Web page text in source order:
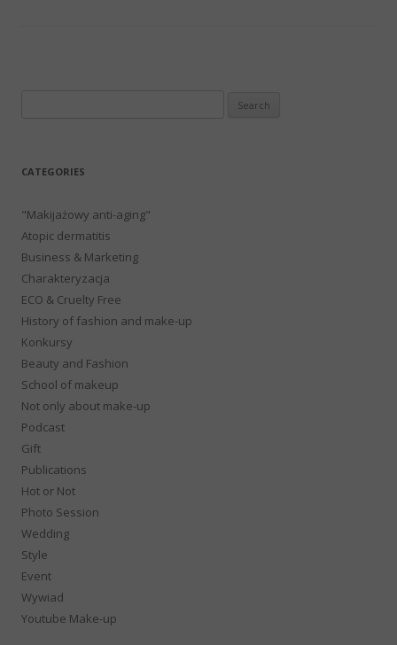
CATEGORIES
"Makijażowy anti-aging"
Atopic dermatitis
Business & Marketing
Charakteryzacja
ECO & Cruelty Free
History of fashion and make-up
Konkursy
Beauty and Fashion
School of makeup
Not only about make-up
Podcast
Gift
Publications
Hot or Not
Photo Session
Wedding
Style
Event
Wywiad
Youtube Make-up